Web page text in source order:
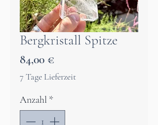
Bergkristall Spitze
84,00 €
7 Tage Lieferzeit
Anzahl *